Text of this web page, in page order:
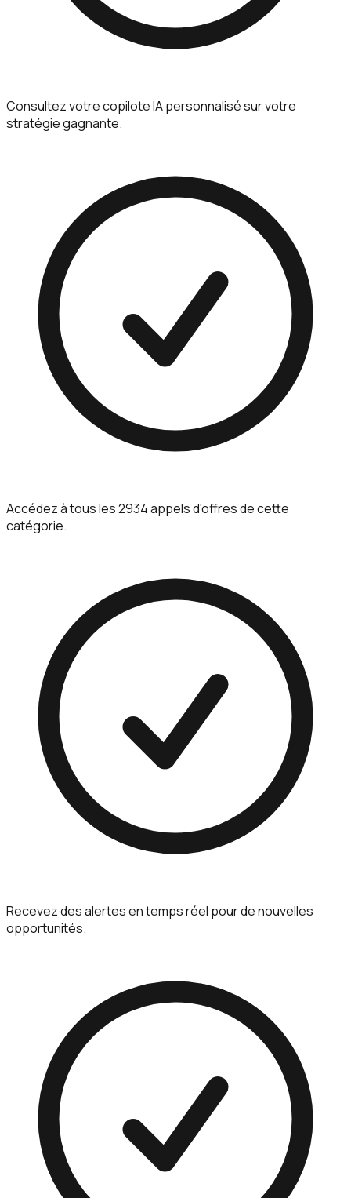
Consultez votre copilote IA personnalisé sur votre
stratégie gagnante.
Accédez à tous les 2934 appels d'offres de cette
catégorie.
Recevez des alertes en temps réel pour de nouvelles
opportunités.